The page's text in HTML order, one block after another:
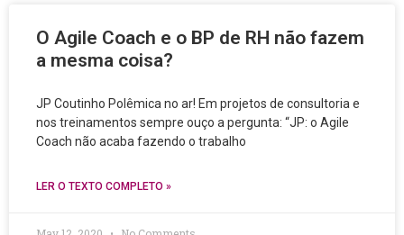
O Agile Coach e o BP de RH não fazem
a mesma coisa?
JP Coutinho Polêmica no ar! Em projetos de consultoria e
nos treinamentos sempre ouço a pergunta: “JP: o Agile
Coach não acaba fazendo o trabalho
LER O TEXTO COMPLETO »